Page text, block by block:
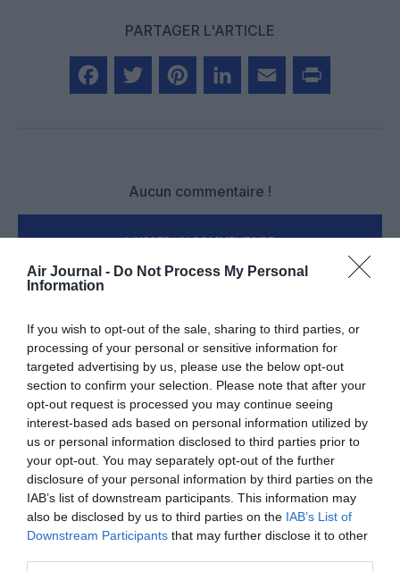
Air Journal - Do Not Process My Personal
Information
If you wish to opt-out of the sale, sharing to third parties, or
processing of your personal or sensitive information for
targeted advertising by us, please use the below opt-out
section to confirm your selection. Please note that after your
opt-out request is processed you may continue seeing
interest-based ads based on personal information utilized by
us or personal information disclosed to third parties prior to
your opt-out. You may separately opt-out of the further
disclosure of your personal information by third parties on the
IAB’s list of downstream participants. This information may
also be disclosed by us to third parties on the IAB’s List of
Downstream Participants that may further disclose it to other
PARTAGER L'ARTICLE
Aucun commentaire !
LAISSER UN COMMENTAIRE
FAIRE UN DON
Appel aux lecteurs !
Soutenez Air Journal participezà son
développement !
NOUS SOUTENIR